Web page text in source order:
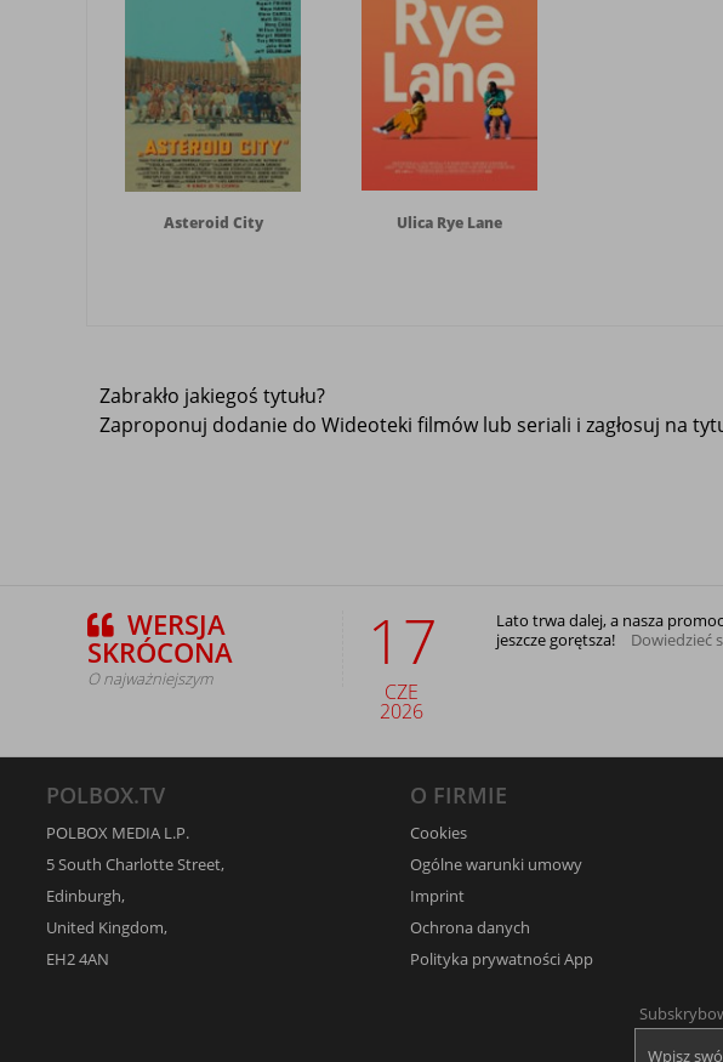
Asteroid City Ulica Rye Lane
Zabrakło jakiegoś tytułu?
Zaproponuj dodanie do Wideoteki filmów lub seriali i zagłosuj na
WERSJA
SKRÓCONA
O najważniejszym 17
CZE
2026
Lato trwa dalej, a nasza
jeszcze gorętsza!
Dowiedzieć
POLBOX.TV
POLBOX MEDIA L.P.
5 South Charlotte Street,
Edinburgh,
United Kingdom,
EH2 4AN
O FIRMIE
Cookies
Ogólne warunki umowy
Imprint
Ochrona danych
Polityka prywatności App